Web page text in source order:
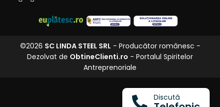
©2026 SC LINDA STEEL SRL - Producător românesc -
Dezolvat de ObtineClienti.ro - Portalul Spiritelor
Antreprenoriale
Discută